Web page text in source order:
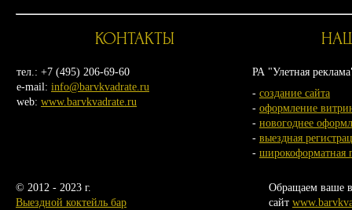
КОНТАКТЫ
тел.: +7 (495) 206-69-60
e-mail: info@barvkvadrate.ru
web: www.barvkvadrate.ru
РА "Улетная
- создание сайта
- оформление
- новогоднее
- выездная
- широкоформатная
© 2012 - 2023 г.
Выездной коктейль бар
Обращаем ваше
сайт